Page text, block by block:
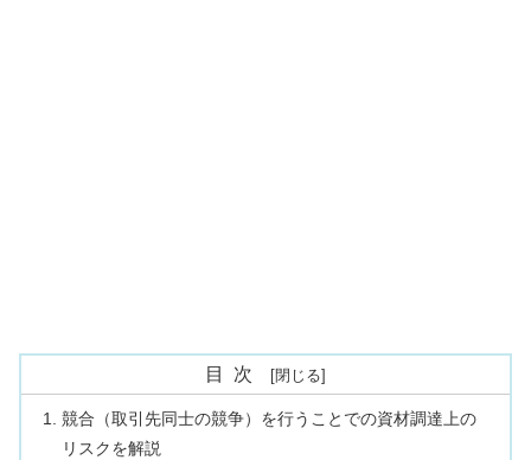
目次
競合（取引先同士の競争）を行うことでの資材調達上の
リスクを解説